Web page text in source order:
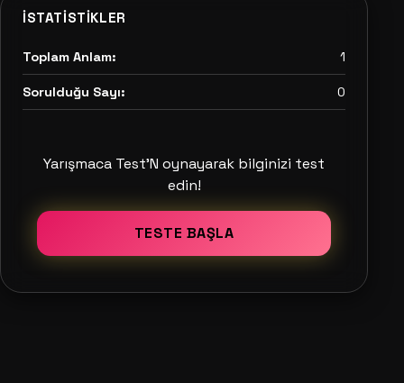
İSTATISTIKLER
Toplam Anlam: 1
Sorulduğu Sayı: 0
Yarışmaca Test'N oynayarak bilginizi test
edin!
TESTE BAŞLA